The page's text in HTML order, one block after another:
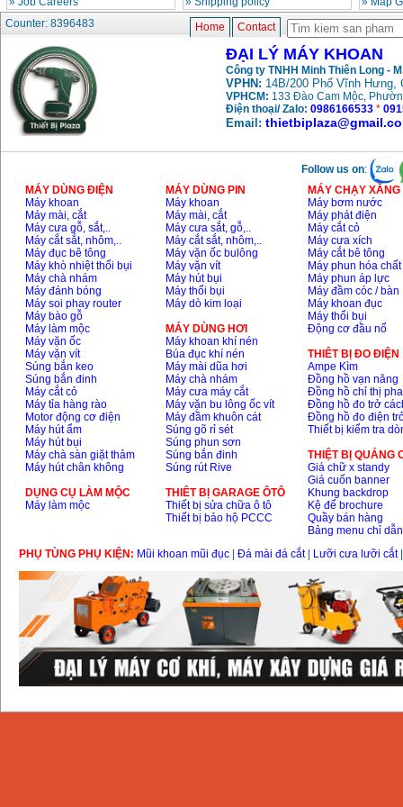
May khoan bua
Makita HP1630
May khoan Bosch
GSB 13RE (650W)
hop giay
Price:
Price :1132000
Bang gia may khoan
Bosch 2024
Price:884000VND
May khoan Bosch
GBH 2-24RE (790W)
Price
Counter: 8396483
Home Contact
ĐẠI LÝ MÁY KHOAN
Công ty TNHH Minh Thiên Long -
VPHN: 14B/200 Phố Vĩnh Hưng,
VPHCM: 133 Đào Cam Mộc,
Điện thoại/ Zalo: 0986166533 *
Email:
Follow us on:
MÁY DÙNG ĐIỆN
Máy khoan
Máy mài, cắt
Máy cưa gỗ, sắt,..
Máy cắt sắt, nhôm,..
Máy đục bê tông
Máy khò nhiệt thổi bụi
Máy chà nhám
Máy đánh bóng
Máy soi phay router
Máy bào gỗ
Máy làm mộc
Máy vặn ốc
Máy vặn vít
Súng bắn keo
Súng bắn đinh
Máy cắt cỏ
Máy tỉa hàng rào
Motor động cơ điện
Máy hút ẩm
Máy hút bụi
Máy chà sàn giặt thảm
Máy hút chân không
DỤNG CỤ LÀM MỘC
Máy làm mộc
MÁY DÙNG PIN
Máy khoan
Máy mài, cắt
Máy cưa sắt, gỗ,..
Máy cắt sắt, nhôm,..
Máy vặn ốc bulông
Máy vặn vít
Máy hút bụi
Máy thổi bụi
Máy dò kim loại
MÁY DÙNG HƠI
Máy khoan khí nén
Búa đục khí nén
Máy mài dũa hơi
Máy chà nhám
Máy cưa máy cắt
Máy vặn bu lông ốc vít
Máy đầm khuôn cát
Súng gõ rỉ sét
Súng phun sơn
Súng bắn đinh
Súng rút Rive
THIÊT BỊ GARAGE ÔTÔ
Thiết bị sửa chữa ô tô
Thiết bị bảo hộ PCCC
MÁY CHẠY
Máy bơm nước
Máy phát điện
Máy cắt cỏ
Máy cưa xích
Máy cắt bê tông
Máy phun hóa chất
Máy phun áp lực
Máy đầm cóc / bàn
Máy khoan đục
Máy thổi bụi
Động cơ đầu nổ
THIÊT BỊ ĐO ĐIỆN
Ampe Kìm
Đồng hồ vạn năng
Đồng hồ chỉ thị pha
Đồng hồ đo trở
Đồng hồ đo điện
Thiết bị kiểm tra
THIỆT BỊ QUẢNG
Giá chữ x standy
Giá cuốn banner
Khung backdrop
Kệ để brochure
Quầy bán hàng
Bảng menu chỉ dẫn
PHỤ TÙNG PHỤ KIỆN: Mũi khoan mũi đục Đá mài đá cắt| Lưỡi cưa lưỡi cắt